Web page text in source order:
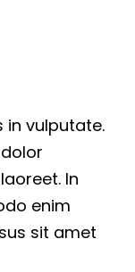
in vulputate.
In
enim
sit amet